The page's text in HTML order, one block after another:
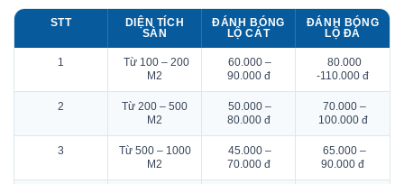
STT
DIỆN TÍCH
SÀN
ĐÁNH BÓNG
LỘ CÁT
ĐÁNH BÓNG
LỘ ĐÁ
1
Từ 100 – 200
M2
60.000 –
90.000 đ
80.000
-110.000 đ
2
Từ 200 – 500
M2
50.000 –
80.000 đ
70.000 –
100.000 đ
3
Từ 500 – 1000
M2
45.000 –
70.000 đ
65.000 –
90.000 đ